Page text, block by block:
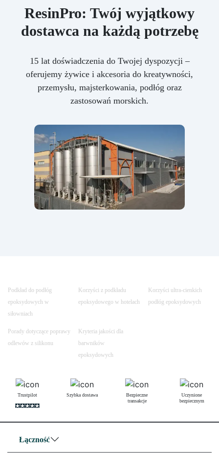
ResinPro: Twój wyjątkowy
dostawca na każdą potrzebę
15 lat doświadczenia do Twojej dyspozycji –
oferujemy żywice i akcesoria do kreatywności,
przemysłu, majsterkowania, podłóg oraz
zastosowań morskich.
Podkład do podłóg
epoksydowych w
siłowniach
Korzyści z podkładu
epoksydowego w hotelach
Korzyści ultra-cienkich
podłóg epoksydowych
Porady dotyczące poprawy
odlewów z silikonu
Kryteria jakości dla
barwników
epoksydowych
Trustpilot Szybka dostawa
Bezpieczne
transakcje
Uczynione
bezpiecznym
Łączność